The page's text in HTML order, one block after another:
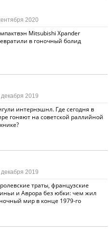
Mitsubishi Xpander
в гоночный болид
2020
интернэшнл. Где сегодня в
гоняют на советской раллийной
2019
траты, французские
и Аврора без юбки: чем жил
мир в конце 1979-го
2019